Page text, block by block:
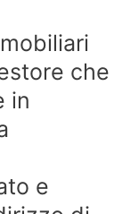
che
in
e